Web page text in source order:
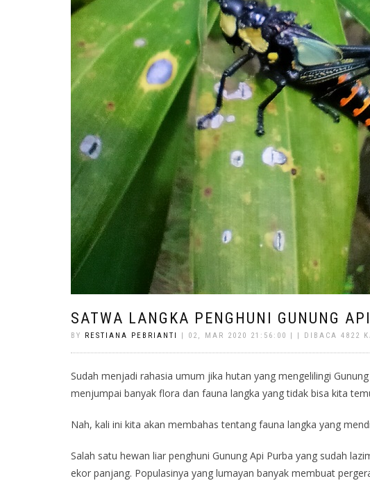
SATWA LANGKA PENGHUNI GUNUNG
BY RESTIANA PEBRIANTI | 02, MAR 2020 21:56:00 | | DIBACA 4822
Sudah menjadi rahasia umum jika hutan yang mengelilingi
menjumpai banyak flora dan fauna langka yang tidak bisa kita
Nah, kali ini kita akan membahas tentang fauna langka yang
Salah satu hewan liar penghuni Gunung Api Purba yang sudah
ekor panjang. Populasinya yang lumayan banyak membuat